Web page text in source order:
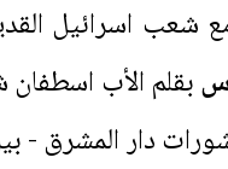
شعب اسرائيل
بقلم الأب اسطفان
دار المشرق -